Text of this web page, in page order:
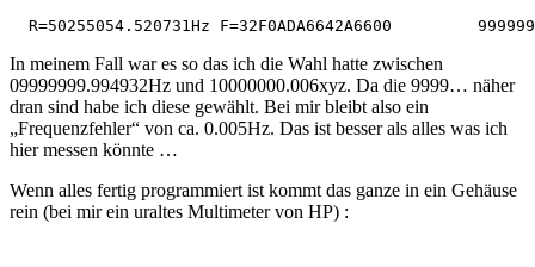
R=50255054.520731Hz F=32F0ADA6642A6600
In meinem Fall war es so das ich die Wahl hatte zwischen
09999999.994932Hz und 10000000.006xyz. Da die 9999… näher
dran sind habe ich diese gewählt. Bei mir bleibt also ein
„Frequenzfehler“ von ca. 0.005Hz. Das ist besser als alles was ich
hier messen könnte …
Wenn alles fertig programmiert ist kommt das ganze in ein Gehäuse
rein (bei mir ein uraltes Multimeter von HP) :